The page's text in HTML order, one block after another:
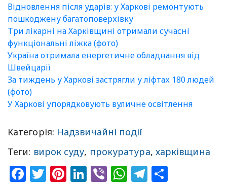
Відновлення після ударів: у Харкові ремонтують
пошкоджену багатоповерхівку
Три лікарні на Харківщині отримали сучасні
функціональні ліжка (фото)
Україна отримала енергетичне обладнання від
Швейцарії
За тиждень у Харкові застрягли у ліфтах 180 людей
(фото)
У Харкові упорядковують вуличне освітлення
Категорія: Надзвичайні події
Теги: вирок суду, прокуратура, харківщина
Facebook
Twitter
Pinterest
LinkedIn
ViberWhatsApp
Telegram